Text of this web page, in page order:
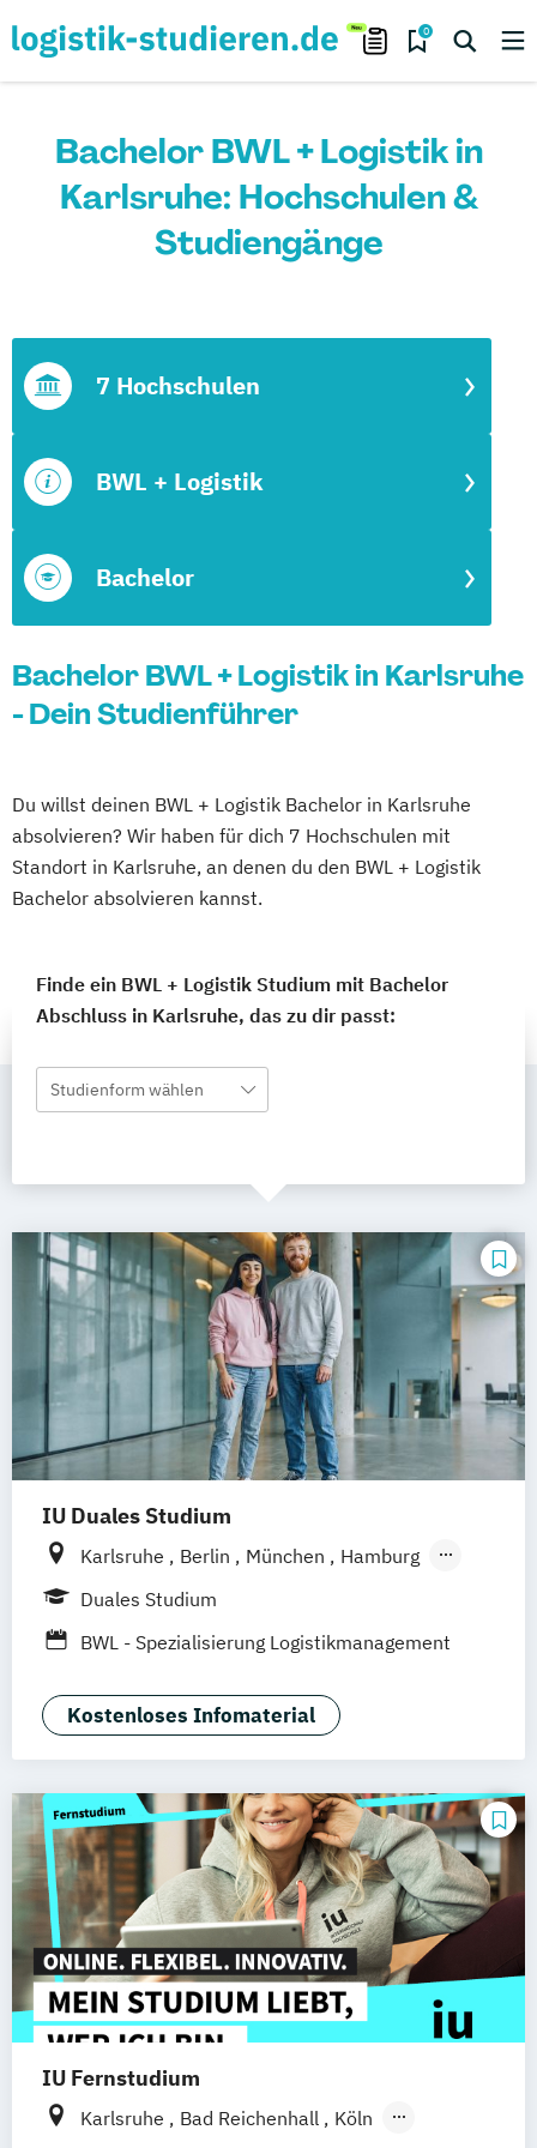
0
Bachelor BWL + Logistik in
Karlsruhe: Hochschulen &
Studiengänge
Bachelor
BWL + Logistik
7 Hochschulen
Bachelor BWL + Logistik in Karlsruhe
- Dein Studienführer
Du willst deinen BWL + Logistik Bachelor in Karlsruhe
absolvieren? Wir haben für dich 7 Hochschulen mit
Standort in Karlsruhe, an denen du den BWL + Logistik
Bachelor absolvieren kannst.
Finde ein BWL + Logistik Studium mit Bachelor
Abschluss in Karlsruhe, das zu dir passt:
Studienform wählen
IU Duales Studium
Karlsruhe Berlin München
Hamburg
Frankfurt am Main
Mannheim Leipzig Online-Campus
Augsburg Bielefeld Braunschweig
Dresden Duisburg Köln
Mainz
Münster Stuttgart Aachen
deutschlandweit Bonn
Duales Studium
BWL - Spezialisierung Logistikmanagement
Kostenloses Infomaterial
IU Fernstudium
Karlsruhe Bad Reichenhall
Köln